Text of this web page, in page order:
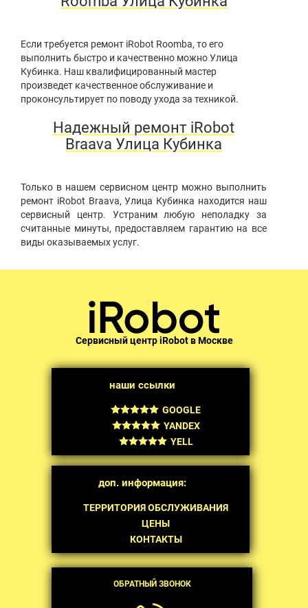
Если требуется ремонт iRobot Roomba, то его
выполнить быстро и качественно можно Улица
Кубинка. Наш квалифицированный мастер
произведет качественное обслуживание и
проконсультирует по поводу ухода за техникой.
Надежный ремонт iRobot
Braava Улица Кубинка
Только в нашем сервисном центр можно выполнить
ремонт iRobot Braava, Улица Кубинка находится наш
сервисный центр. Устраним любую неполадку за
считанные минуты, предоставляем гарантию на все
виды оказываемых услуг.
Сервисный центр iRobot в Москве
наши ссылки
GOOGLE
YANDEX
YELL
доп. информация:
ТЕРРИТОРИЯ ОБСЛУЖИВАНИЯ
ЦЕНЫ
КОНТАКТЫ
ОБРАТНЫЙ ЗВОНОК